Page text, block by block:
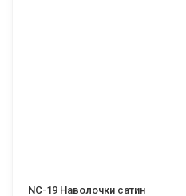
NC-19 Наволочки сатин